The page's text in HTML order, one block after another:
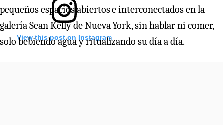
View this post on Instagram
pequeños espacios abiertos e interconectados en la
galería Sean Kelly de Nueva York, sin hablar ni comer,
solo bebiendo agua y ritualizando su día a día.